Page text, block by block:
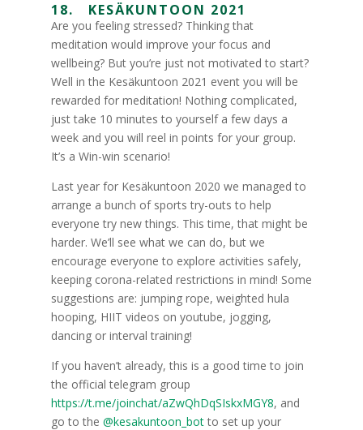
18. KESÄKUNTOON 2021
Are you feeling stressed? Thinking that
meditation would improve your focus and
wellbeing? But you’re just not motivated to start?
Well in the Kesäkuntoon 2021 event you will be
rewarded for meditation! Nothing complicated,
just take 10 minutes to yourself a few days a
week and you will reel in points for your group.
It’s a Win-win scenario!
Last year for Kesäkuntoon 2020 we managed to
arrange a bunch of sports try-outs to help
everyone try new things. This time, that might be
harder. We’ll see what we can do, but we
encourage everyone to explore activities safely,
keeping corona-related restrictions in mind! Some
suggestions are: jumping rope, weighted hula
hooping, HIIT videos on youtube, jogging,
dancing or interval training!
If you haven’t already, this is a good time to join
the official telegram group
https://t.me/joinchat/aZwQhDqSIskxMGY8, and
go to the @kesakuntoon_botto set up your